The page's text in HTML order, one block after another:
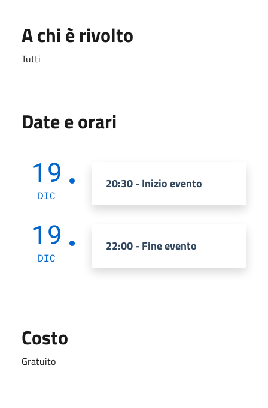
A chi è rivolto
Tutti
Date e orari
19
DIC
20:30 - Inizio evento
19
DIC
22:00 - Fine evento
Costo
Gratuito